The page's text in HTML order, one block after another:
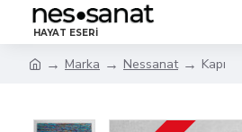
HAYAT ESERI
Marka Nessanat Kapı